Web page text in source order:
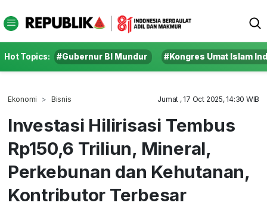
Hot Topics: #Gubernur BI Mundur #Kongres Umat Islam
Ekonomi Bisnis Jumat , 17 Oct 2025, 14:30 WIB
Investasi Hilirisasi Tembus
Rp150,6 Triliun, Mineral,
Perkebunan dan Kehutanan,
Kontributor Terbesar